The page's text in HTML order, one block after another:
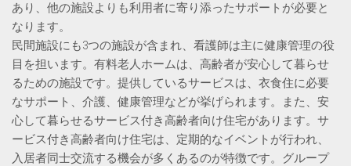
あり、他の施設よりも利用者に寄り添ったサポートが必要と
なります。
民間施設にも3つの施設が含まれ、看護師は主に健康管理の役
目を担います。有料老人ホームは、高齢者が安心して暮らせ
るための施設です。提供しているサービスは、衣食住に必要
なサポート、介護、健康管理などが挙げられます。また、安
心して暮らせるサービス付き高齢者向け住宅があります。サ
ービス付き高齢者向け住宅は、定期的なイベントが行われ、
入居者同士交流する機会が多くあるのが特徴です。グループ